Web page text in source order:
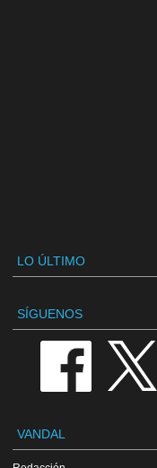
LO ÚLTIMO
SÍGUENOS
VANDAL